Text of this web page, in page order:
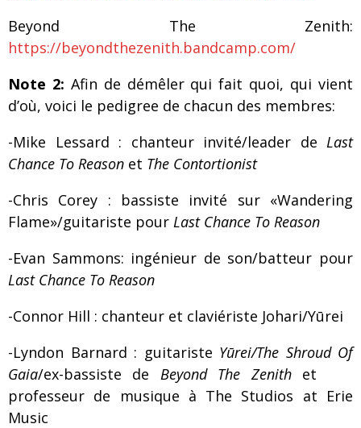
Beyond The Zenith:
https://beyondthezenith.bandcamp.com/
Note 2: Afin de démêler qui fait quoi, qui vient
d’où, voici le pedigree de chacun des membres:
-Mike Lessard : chanteur invité/leader de Last
Chance To Reason et The Contortionist
-Chris Corey : bassiste invité sur «Wandering
Flame»/guitariste pour Last Chance To Reason
-Evan Sammons: ingénieur de son/batteur pour
Last Chance To Reason
-Connor Hill : chanteur et claviériste Johari/Yūrei
-Lyndon Barnard : guitariste Yūrei/The Shroud Of
Gaia/ex-bassiste de Beyond The Zenithet
professeur de musique à The Studios at Erie
Music